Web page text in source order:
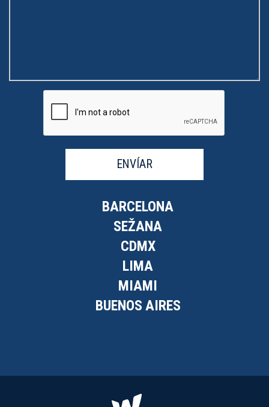
ENVÍAR
BARCELONA
SEŽANA
CDMX
LIMA
MIAMI
BUENOS AIRES